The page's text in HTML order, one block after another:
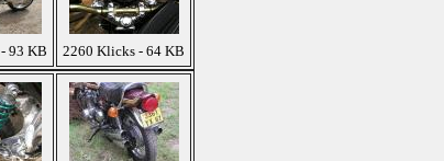
93 KB 2260 Klicks - 64 KB